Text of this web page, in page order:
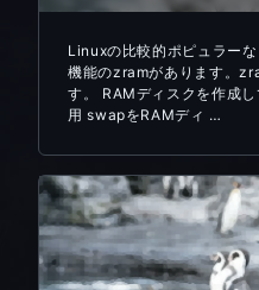
Linuxの比較的ポピュラー
機能のzramがあります。
す。 RAMディスクを作成
用 swapをRAMディ …